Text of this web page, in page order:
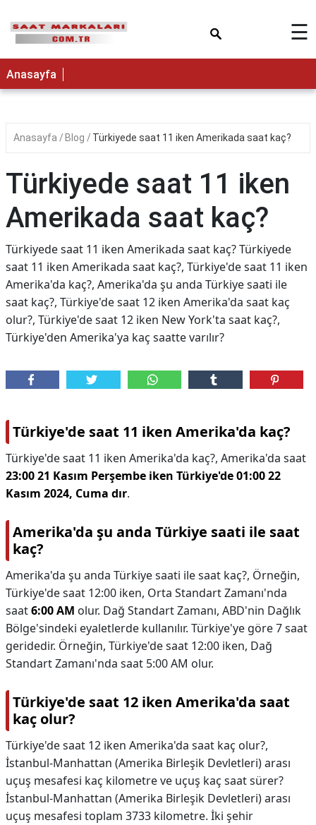
☰
Anasayfa
Anasayfa Blog Türkiyede saat 11 iken Amerikada saat kaç?
Türkiyede saat 11 iken
Amerikada saat kaç?
Türkiyede saat 11 iken Amerikada saat kaç? Türkiyede
saat 11 iken Amerikada saat kaç?, Türkiye'de saat 11 iken
Amerika'da kaç?, Amerika'da şu anda Türkiye saati ile
saat kaç?, Türkiye'de saat 12 iken Amerika'da saat kaç
olur?, Türkiye'de saat 12 iken New York'ta saat kaç?,
Türkiye'den Amerika'ya kaç saatte varılır?
Türkiye'de saat 11 iken Amerika'da kaç?
Türkiye'de saat 11 iken Amerika'da kaç?, Amerika'da saat
23:00 21 Kasım Perşembe iken Türkiye'de 01:00 22
Kasım 2024, Cuma dır.
Amerika'da şu anda Türkiye saati ile saat
kaç?
Amerika'da şu anda Türkiye saati ile saat kaç?, Örneğin,
Türkiye'de saat 12:00 iken, Orta Standart Zamanı'nda
saat6:00 AM olur. Dağ Standart Zamanı, ABD'nin Dağlık
Bölge'sindeki eyaletlerde kullanılır. Türkiye'ye göre 7 saat
geridedir. Örneğin, Türkiye'de saat 12:00 iken, Dağ
Standart Zamanı'nda saat 5:00 AM olur.
Türkiye'de saat 12 iken Amerika'da saat
kaç olur?
Türkiye'de saat 12 iken Amerika'da saat kaç olur?,
İstanbul-Manhattan (Amerika Birleşik Devletleri) arası
uçuş mesafesi kaç kilometre ve uçuş kaç saat sürer?
İstanbul-Manhattan (Amerika Birleşik Devletleri) arası
uçuş mesafesi toplam 3733 kilometre. İki şehir